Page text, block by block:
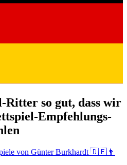
Ritter so gut, dass wir
Empfehlungs-
von Günter Burkhardt 🇩🇪👨